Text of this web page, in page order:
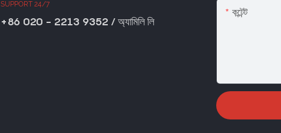
SUPPORT 24/7
+86 020 - 2213 9352 / অ্যামিলি লি
কন্টেন্ট